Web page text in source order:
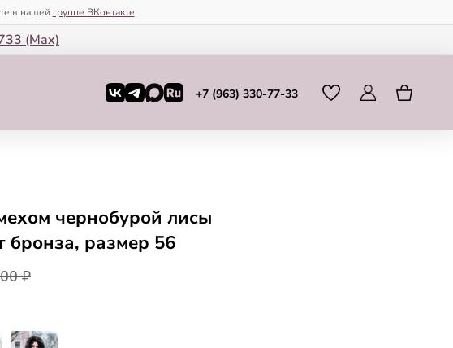
в нашей группе ВКонтакте.
(Мax)
+7 (963) 330-77-33
чернобурой лисы
бронза, размер 56
₽